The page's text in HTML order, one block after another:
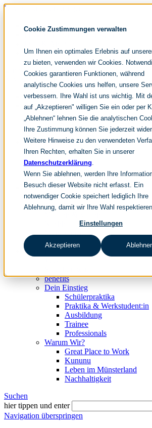
Cookie Zustimmungen verwalten
Um Ihnen ein optimales Erlebnis auf
zu bieten, verwenden wir Cookies.
Cookies garantieren Funktionen, während
analytische Cookies uns helfen, unsere
verbessern. Ihre Wahl ist uns wichtig. Mit
auf „Akzeptieren" willigen Sie ein oder per
„Ablehnen“ lehnen Sie die analytischen
Ihre Zustimmung können Sie jederzeit
Weitere Hinweise zu den verwendeten
Ihren Rechten, erhalten Sie in unserer
Datenschutzerklärung.
Wenn Sie ablehnen, werden Ihre
Besuch dieser Website nicht erfasst. Ein
notwendiger Cookie speichert lediglich Ihre
Ablehnung, damit wir Ihre Wahl
Einstellungen
Akzeptieren
Navigation überspringen
noventum
IT & Management Consulting
People & Culture
Navigation überspringen
Home
Leistungen
it & management consulting
people & culture
Wissen & Events
nc360° Magazin
Events
Glossar
FAQ
Unternehmen
Über uns
Auszeichnungen
Nachhaltigkeit
Management
Freunde
Karriere
benefits
Dein Einstieg
Schülerpraktika
Praktika & Werkstudent:in
Ausbildung
Trainee
Professionals
Warum Wir?
Great Place to Work
Kununu
Leben im Münsterland
Nachhaltigkeit
Suchen
hier tippen und enter
Navigation überspringen